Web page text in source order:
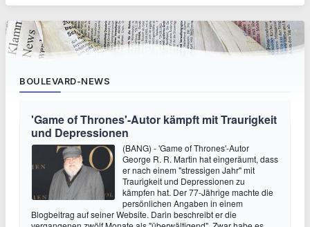
BOULEVARD-NEWS
'Game of Thrones'-Autor kämpft mit Traurigkeit
und Depressionen
(BANG) - 'Game of Thrones'-Autor
George R. R. Martin hat eingeräumt, dass
er nach einem "stressigen Jahr" mit
Traurigkeit und Depressionen zu
kämpfen hat. Der 77-Jährige machte die
persönlichen Angaben in einem
Blogbeitrag auf seiner Website. Darin beschreibt er die